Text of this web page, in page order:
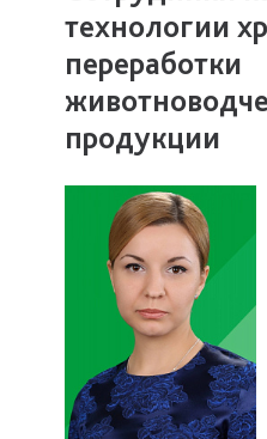
технологии
переработки
продукции